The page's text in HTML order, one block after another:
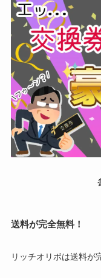
送料が完全無料！
リッチオリボは送料が